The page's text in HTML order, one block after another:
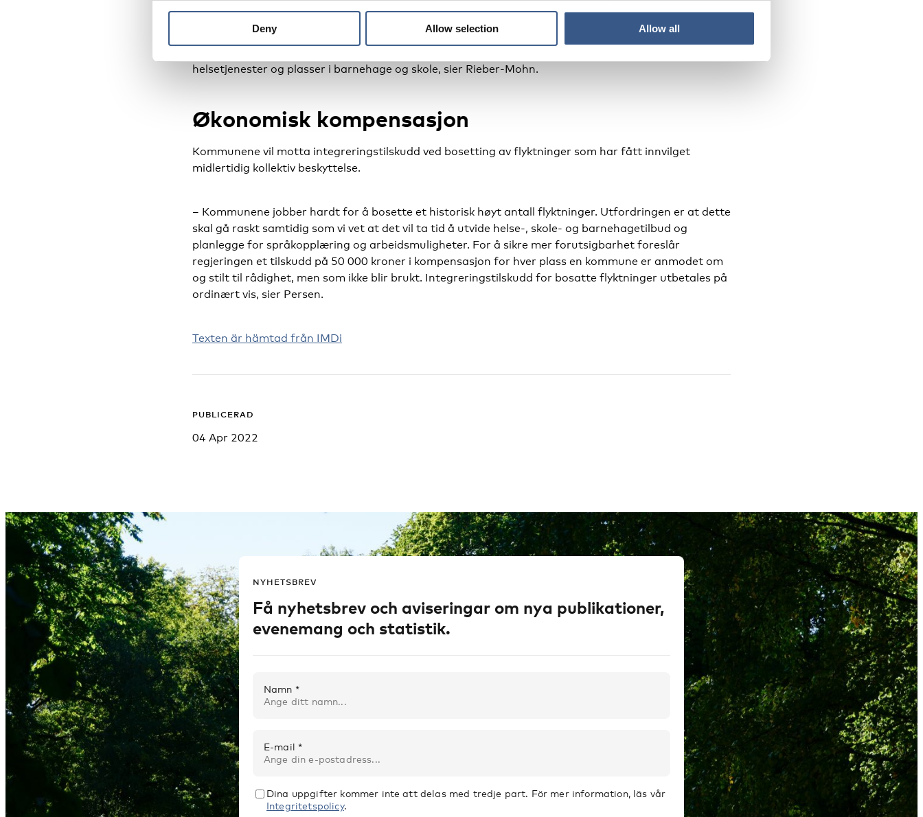
Deny Allow selection Allow all
– Jeg har forståelse for at kommunene står overfor en stor oppgave, og vil trenge noe tid til å bygge
helsetjenester og plasser i barnehage og skole, sier Rieber-Mohn.
Økonomisk kompensasjon
Kommunene vil motta integreringstilskudd ved bosetting av flyktninger som har fått innvilget
midlertidig kollektiv beskyttelse.
– Kommunene jobber hardt for å bosette et historisk høyt antall flyktninger. Utfordringen er at dette
skal gå raskt samtidig som vi vet at det vil ta tid å utvide helse-, skole- og barnehagetilbud og
planlegge for språkopplæring og arbeidsmuligheter. For å sikre mer forutsigbarhet foreslår
regjeringen et tilskudd på 50 000 kroner i kompensasjon for hver plass en kommune er anmodet om
og stilt til rådighet, men som ikke blir brukt. Integreringstilskudd for bosatte flyktninger utbetales på
ordinært vis, sier Persen.
Texten är hämtad från IMDi
PUBLICERAD
04 Apr 2022
NYHETSBREV
Få nyhetsbrev och aviseringar om nya publikationer,
evenemang och statistik.
Namn *
E-mail *
Dina uppgifter kommer inte att delas med tredje part. För mer information, läs vår
Integritetspolicy.